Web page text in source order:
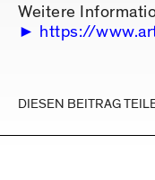
Weitere
https://
DIESEN BEITRAG